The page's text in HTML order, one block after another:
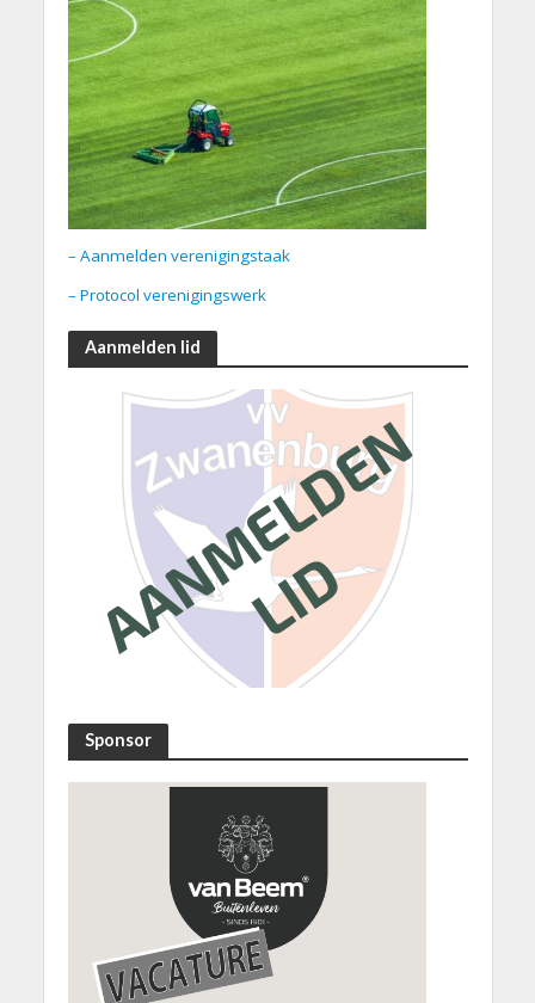
– Aanmelden verenigingstaak
– Protocol verenigingswerk
Aanmelden lid
Sponsor